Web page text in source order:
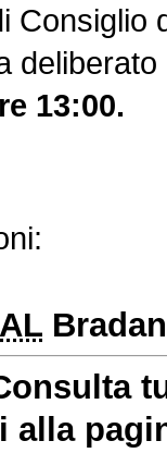
Consiglio
13:00.
alla